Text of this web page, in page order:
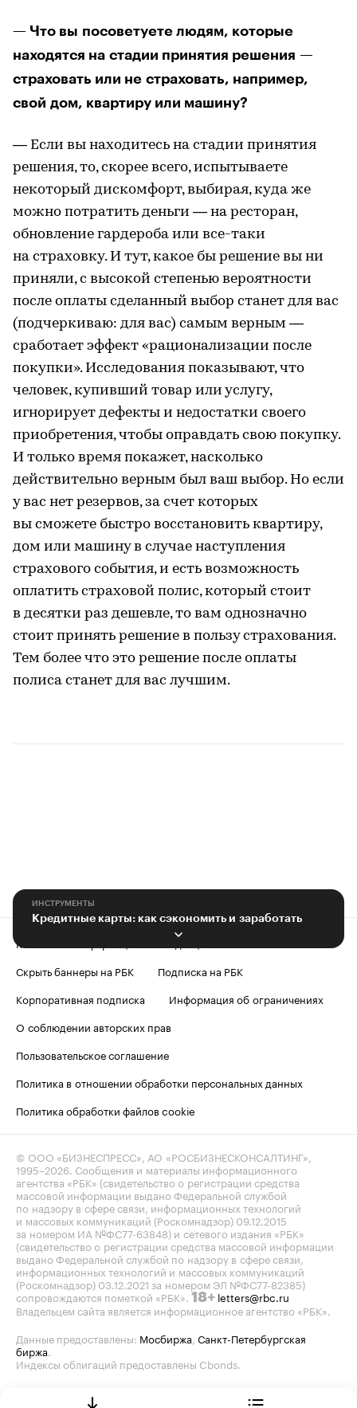
— Что вы посоветуете людям, которые
находятся на стадии принятия решения —
страховать или не страховать, например,
свой дом, квартиру или машину?
— Если вы находитесь на стадии принятия
решения, то, скорее всего, испытываете
некоторый дискомфорт, выбирая, куда же
можно потратить деньги — на ресторан,
обновление гардероба или все-таки
на страховку. И тут, какое бы решение вы ни
приняли, с высокой степенью вероятности
после оплаты сделанный выбор станет для вас
(подчеркиваю: для вас) самым верным —
сработает эффект «рационализации после
покупки». Исследования показывают, что
человек, купивший товар или услугу,
игнорирует дефекты и недостатки своего
приобретения, чтобы оправдать свою покупку.
И только время покажет, насколько
действительно верным был ваш выбор. Но если
у вас нет резервов, за счет которых
вы сможете быстро восстановить квартиру,
дом или машину в случае наступления
страхового события, и есть возможность
оплатить страховой полис, который стоит
в десятки раз дешевле, то вам однозначно
стоит принять решение в пользу страхования.
Тем более что это решение после оплаты
полиса станет для вас лучшим.
ИНСТРУМЕНТЫ
Кредитные карты: как сэкономить и заработать
Контактная информация
Редакция
Скрыть баннеры на РБК
Подписка на РБК
Корпоративная подписка
Информация об ограничениях
О соблюдении авторских прав
Пользовательское соглашение
Политика в отношении обработки персональных данных
Политика обработки файлов cookie
© ООО «БИЗНЕСПРЕСС», АО «РОСБИЗНЕСКОНСАЛТИНГ»,
1995–2026 . Сообщения и материалы информационного
агентства «РБК» (свидетельство о регистрации средства
массовой информации выдано Федеральной службой
по надзору в сфере связи, информационных технологий
и массовых коммуникаций (Роскомнадзор) 09.12.2015
за номером ИА №ФС77-63848) и сетевого издания «РБК»
(свидетельство о регистрации средства массовой информации
выдано Федеральной службой по надзору в сфере связи,
информационных технологий и массовых коммуникаций
(Роскомнадзор) 03.12.2021 за номером ЭЛ №ФС77-82385)
сопровождаются пометкой «РБК». 18+ letters@rbc.ru
Владельцем сайта является информационное агентство «РБК».
Данные предоставлены: Мосбиржа Санкт-Петербургская
биржа
Индексы облигаций предоставлены Cbonds.